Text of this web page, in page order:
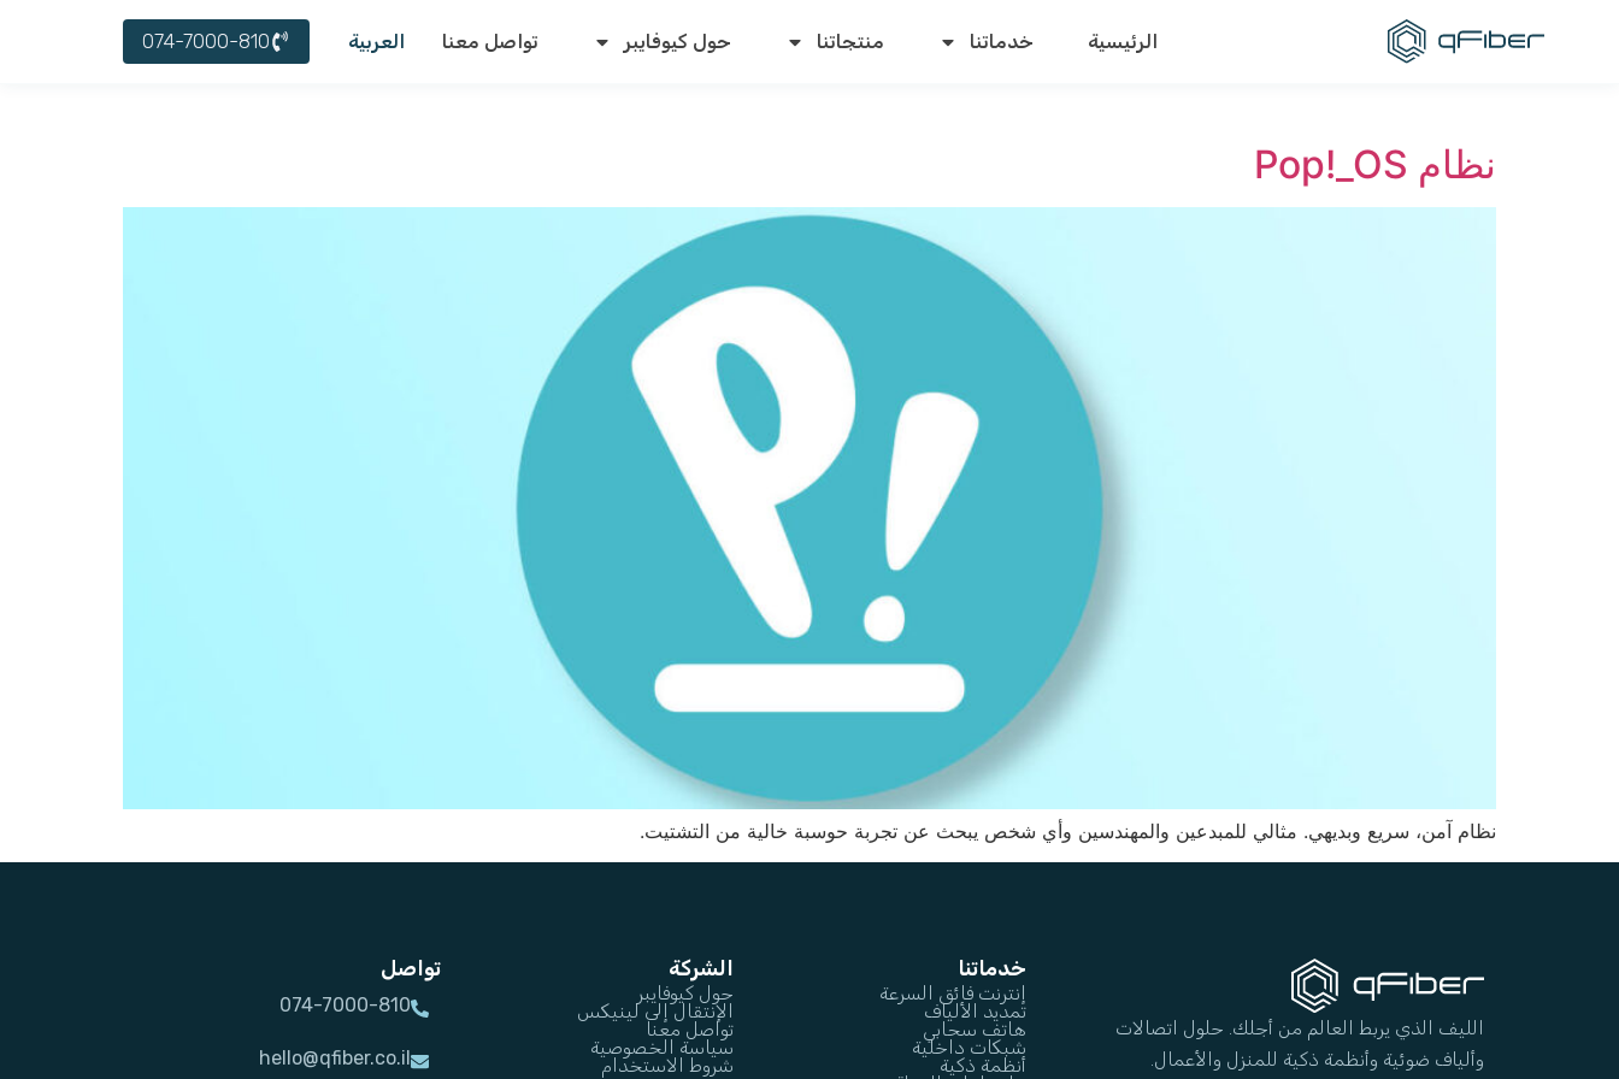
الرئيسية خدماتنا منتجاتنا حول كيوفايبر تواصل معنا العربية
English
074-7000-810
نظام Pop!_OS
نظام آمن، سريع وبديهي. مثالي للمبدعين والمهندسين وأي شخص يبحث عن تجربة حوسبة خالية من التشتيت.
الليف الذي يربط العالم من أجلك. حلول اتصالات
وألياف ضوئية وأنظمة ذكية للمنزل والأعمال.
خدماتنا
إنترنت فائق السرعة
تمديد الألياف
هاتف سحابي
شبكات داخلية
أنظمة ذكية
الشركة
حول كيوفايبر
الإنتقال إلى لينيكس
تواصل معنا
سياسة الخصوصية
شروط الاستخدام
تواصل
074-7000-810
hello@qfiber.co.il